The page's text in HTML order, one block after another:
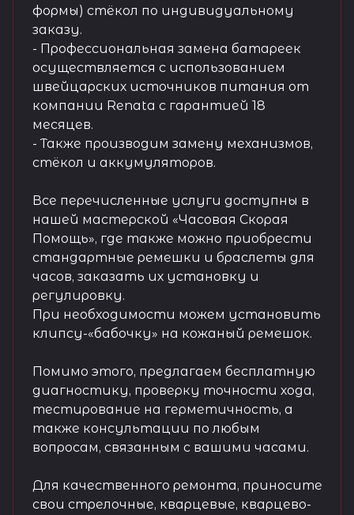
формы) стёкол по индивидуальному
заказу.
- Профессиональная замена батареек
осуществляется с использованием
швейцарских источников питания от
компании Renata с гарантией 18
месяцев.
- Также производим замену механизмов,
стёкол и аккумуляторов.
Все перечисленные услуги доступны в
нашей мастерской «Часовая Скорая
Помощь», где также можно приобрести
стандартные ремешки и браслеты для
часов, заказать их установку и
регулировку.
При необходимости можем установить
клипсу-«бабочку» на кожаный ремешок.
Помимо этого, предлагаем бесплатную
диагностику, проверку точности хода,
тестирование на герметичность, а
также консультации по любым
вопросам, связанным с вашими часами.
Для качественного ремонта, приносите
свои стрелочные, кварцевые, кварцево-